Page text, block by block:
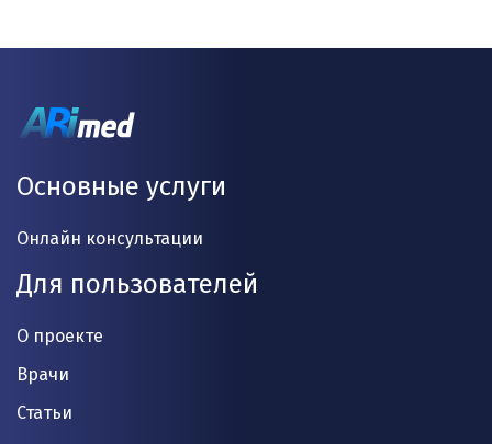
Основные услуги
Онлайн консультации
Для пользователей
О проекте
Врачи
Статьи